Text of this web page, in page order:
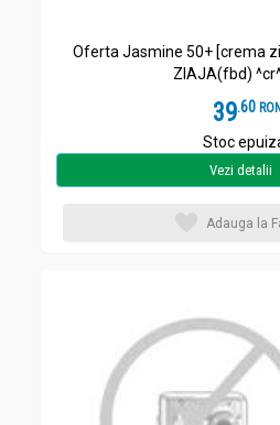
Oferta Jasmine 50+ [crema
ZIAJA(fbd)
39.6 RON
Stoc
Vezi detalii
Adauga la